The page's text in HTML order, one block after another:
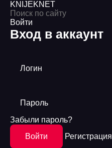
KNIJEKNET
Войти
Вход в аккаунт
Логин
Пароль
Забыли пароль?
Войти
Регистрация